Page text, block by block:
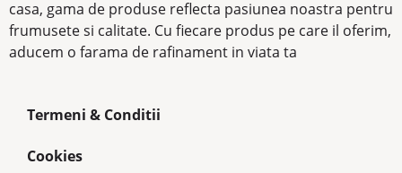
casa, gama de produse reflecta pasiunea noastra pentru
frumusete si calitate. Cu fiecare produs pe care il oferim,
aducem o farama de rafinament in viata ta
Termeni & Conditii
Cookies